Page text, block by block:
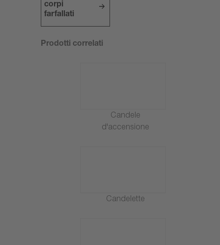
corpi
farfallati
Prodotti correlati
Candele
d'accensione
Candelette